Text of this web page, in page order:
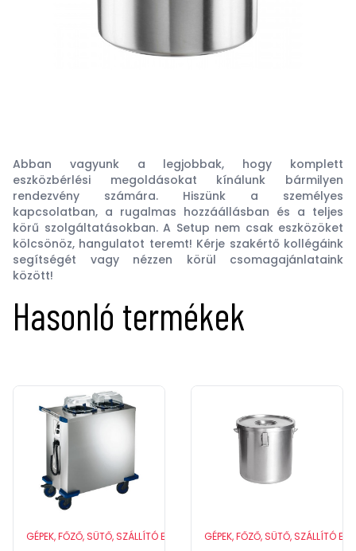
Abban vagyunk a legjobbak, hogy komplett
eszközbérlési megoldásokat kínálunk bármilyen
rendezvény számára. Hiszünk a személyes
kapcsolatban, a rugalmas hozzáállásban és a teljes
körű szolgáltatásokban. A Setup nem csak eszközöket
kölcsönöz, hangulatot teremt! Kérje szakértő kollégáink
segítségét vagy nézzen körül csomagajánlataink
között!
Hasonló termékek
GÉPEK, FŐZŐ, SÜTŐ, SZÁLLÍTÓ ESZKÖZÖKGÉPEK, FŐZŐ, SÜTŐ, SZÁLLÍTÓ